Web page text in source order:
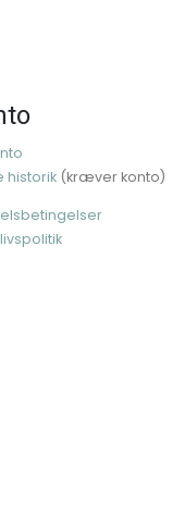
historik (kræver konto)